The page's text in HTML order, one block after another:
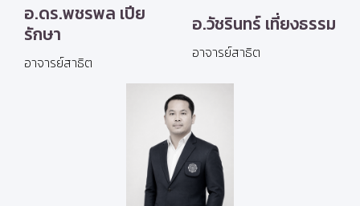
อ.ดร.พชรพล เปีย
รักษา
อาจารย์สาธิต
อ.วัชรินทร์ เที่ยงธรรม
อาจารย์สาธิต